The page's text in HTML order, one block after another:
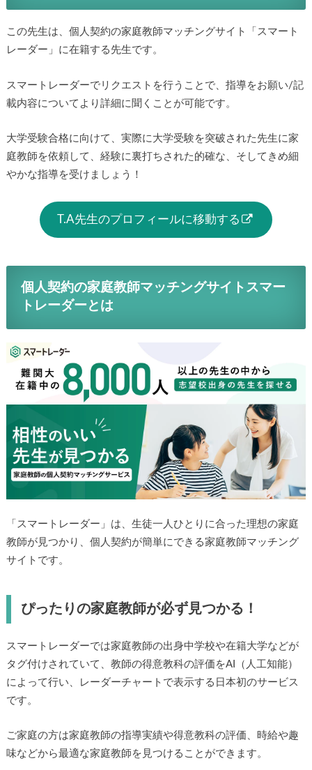
この先生は、個人契約の家庭教師マッチングサイト「スマート
レーダー」に在籍する先生です。
スマートレーダーでリクエストを行うことで、指導をお願い/記
載内容についてより詳細に聞くことが可能です。
大学受験合格に向けて、実際に大学受験を突破された先生に家
庭教師を依頼して、経験に裏打ちされた的確な、そしてきめ細
やかな指導を受けましょう！
T.A先生のプロフィールに移動する
個人契約の家庭教師マッチングサイトスマー
トレーダーとは
「スマートレーダー」は、生徒一人ひとりに合った理想の家庭
教師が見つかり、個人契約が簡単にできる家庭教師マッチング
サイトです。
ぴったりの家庭教師が必ず見つかる！
スマートレーダーでは家庭教師の出身中学校や在籍大学などが
タグ付けされていて、教師の得意教科の評価をAI（人工知能）
によって行い、レーダーチャートで表示する日本初のサービス
です。
ご家庭の方は家庭教師の指導実績や得意教科の評価、時給や趣
味などから最適な家庭教師を見つけることができます。